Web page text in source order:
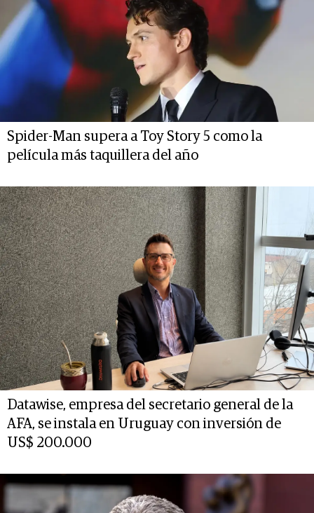
Spider-Man supera a Toy Story 5 como la
película más taquillera del año
Datawise, empresa del secretario general de la
AFA, se instala en Uruguay con inversión de
US$ 200.000